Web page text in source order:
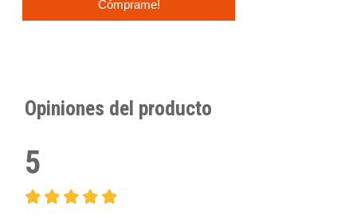
Cómprame!
Opiniones del producto
5